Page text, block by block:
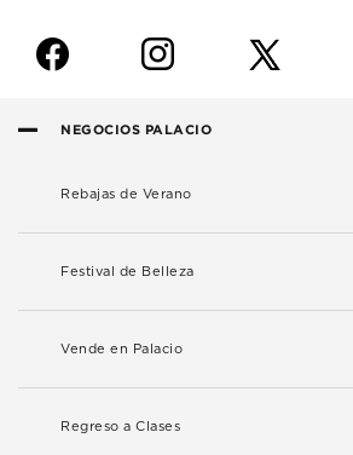
f i
NEGOCIOS PALACIO
Rebajas de Verano
Festival de Belleza
Vende en Palacio
Regreso a Clases